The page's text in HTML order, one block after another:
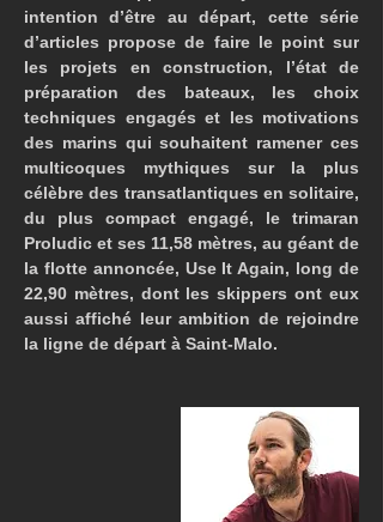
intention d’être au départ, cette série
d’articles propose de faire le point sur
les projets en construction, l’état de
préparation des bateaux, les choix
techniques engagés et les motivations
des marins qui souhaitent ramener ces
multicoques mythiques sur la plus
célèbre des transatlantiques en solitaire,
du plus compact engagé, le trimaran
Proludic et ses 11,58 mètres, au géant de
la flotte annoncée, Use It Again, long de
22,90 mètres, dont les skippers ont eux
aussi affiché leur ambition de rejoindre
la ligne de départ à Saint-Malo.